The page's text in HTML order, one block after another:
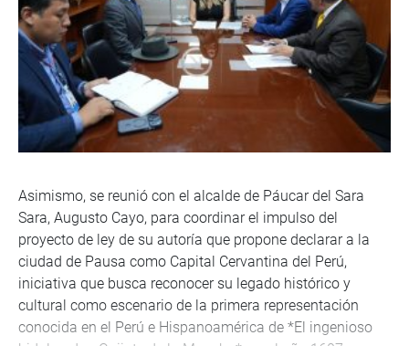
Asimismo, se reunió con el alcalde de Páucar del Sara
Sara, Augusto Cayo, para coordinar el impulso del
proyecto de ley de su autoría que propone declarar a la
ciudad de Pausa como Capital Cervantina del Perú,
iniciativa que busca reconocer su legado histórico y
cultural como escenario de la primera representación
conocida en el Perú e Hispanoamérica de *El ingenioso